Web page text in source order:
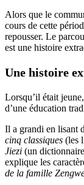
Alors que le
cours de cette
repousser. Le
est une histoire
Une histoire
Lorsqu’il était
d’une éducation
Il a grandi en lisant
cinq classiques (les
Jiezi (un
explique les
de la famille